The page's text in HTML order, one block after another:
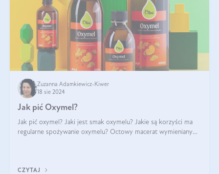
Zuzanna Adamkiewicz-Kiwer
18 sie 2024
Jak pić Oxymel?
Jak pić oxymel? Jaki jest smak oxymelu? Jakie są korzyści ma
regularne spożywanie oxymelu? Octowy macerat wymieniany
CZYTAJ